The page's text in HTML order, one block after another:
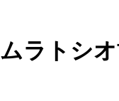
ラトシ